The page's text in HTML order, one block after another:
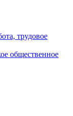
трудовое
общественное